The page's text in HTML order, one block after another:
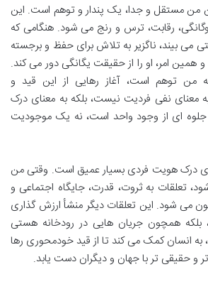
من مستقل و جدا، یک پندار و توهم است. این
رقابت، ترس و رنج می شود. هنگامی که
می بیند، ناگزیر به تلاش برای حفظ و برجسته
همین امر، او را از حقیقت یگانگی دور می کند.
من توهم است، آغاز رهایی از این قید و
معنای نفی فردیت نیست، بلکه به معنای درک
ای از وجود واحد است، نه یک موجودیت
درک هویت فردی بسیار عمیق است. وقتی من
تعلقات به ثروت، قدرت، جایگاه اجتماعی و
می شود. این تعلقات دیگر منشأ ارزش گذاری
بلکه همچون جریان هایی در رودخانه هستی
انسان کمک می کند تا از قید خودمحوری رها
و حقیقی تر با جهان و دیگران دست یابد.